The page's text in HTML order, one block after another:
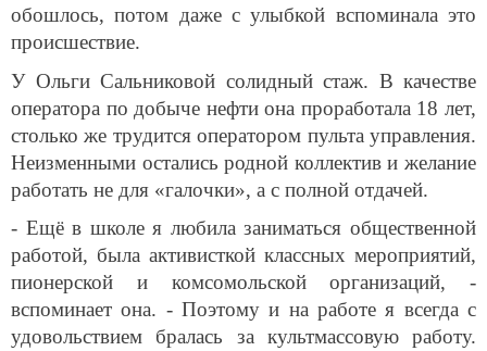
обошлось, потом даже с улыбкой вспоминала это
происшествие.
У Ольги Сальниковой солидный стаж. В качестве
оператора по добыче нефти она проработала 18 лет,
столько же трудится оператором пульта управления.
Неизменными остались родной коллектив и желание
работать не для «галочки», а с полной отдачей.
- Ещё в школе я любила заниматься общественной
работой, была активисткой классных мероприятий,
пионерской и комсомольской организаций, -
вспоминает она. - Поэтому и на работе я всегда с
удовольствием бралась за культмассовую работу.